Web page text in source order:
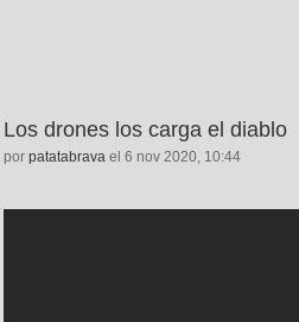
Los drones los carga el diablo
por patatabrava el 6 nov 2020, 10:44